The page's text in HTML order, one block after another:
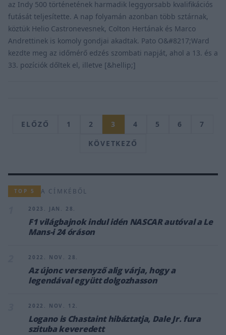
az Indy 500 történetének harmadik leggyorsabb kvalifikációs
futását teljesítette. A nap folyamán azonban több sztárnak,
köztük Helio Castronevesnek, Colton Hertának és Marco
Andrettinek is komoly gondjai akadtak. Pato O&#8217;Ward
kezdte meg az időmérő edzés szombati napját, ahol a 13. és a
33. pozíciók dőltek el, illetve [&hellip;]
ELŐZŐ 1 2 3 4 5 6
7
KÖVETKEZŐ
TOP 5 A CÍMKÉBŐL
2023. JAN. 28.
F1 világbajnok indul idén NASCAR autóval a Le
Mans-i 24 óráson
2022. NOV. 28.
Az újonc versenyző alig várja, hogy a
legendával együtt dolgozhasson
2022. NOV. 12.
Logano is Chastaint hibáztatja, Dale Jr. fura
szituba keveredett